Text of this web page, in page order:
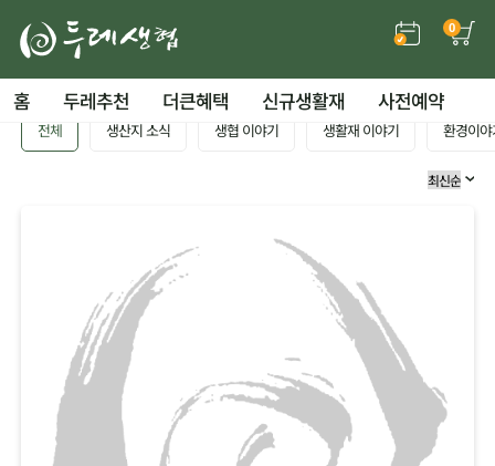
0
홈 두레추천 더큰혜택 신규생활재 사전예약
전체 생산지 소식 생협 이야기 생활재 이야기 환경이